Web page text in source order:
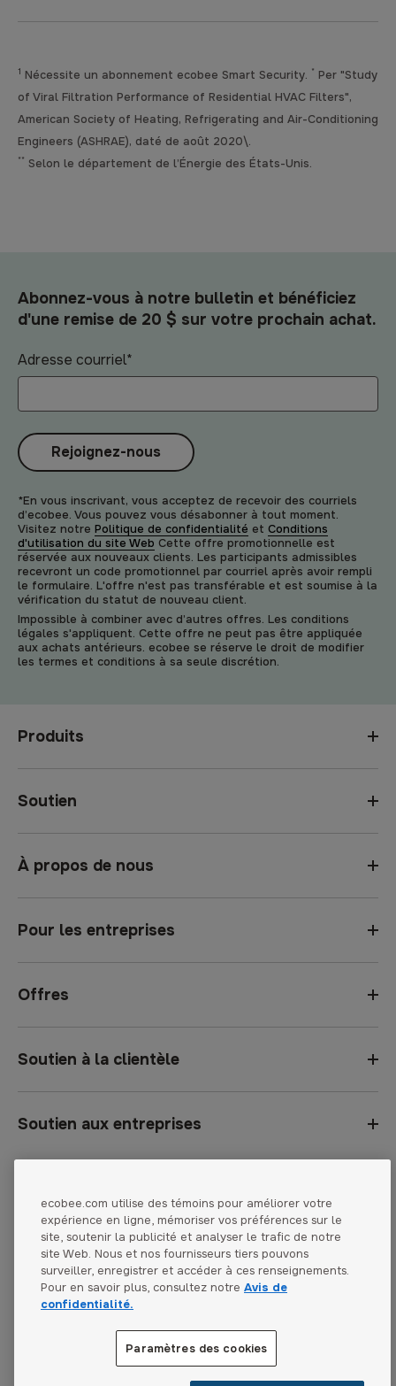
1 Nécessite un abonnement ecobee Smart Security. * Per "Study
of Viral Filtration Performance of Residential HVAC Filters",
American Society of Heating, Refrigerating and Air-Conditioning
Engineers (ASHRAE), daté de août 2020\.
** Selon le département de l’Énergie des États-Unis.
Abonnez-vous à notre bulletin et bénéficiez
d'une remise de 20 $ sur votre prochain achat.
Adresse courriel*
Rejoignez-nous
*En vous inscrivant, vous acceptez de recevoir des courriels
d’ecobee. Vous pouvez vous désabonner à tout moment.
Visitez notre Politique de confidentialité et Conditions
d'utilisation du site Web Cette offre promotionnelle est
réservée aux nouveaux clients. Les participants admissibles
recevront un code promotionnel par courriel après avoir rempli
le formulaire. L'offre n'est pas transférable et est soumise à la
vérification du statut de nouveau client.
Impossible à combiner avec d’autres offres. Les conditions
légales s'appliquent. Cette offre ne peut pas être appliquée
aux achats antérieurs. ecobee se réserve le droit de modifier
les termes et conditions à sa seule discrétion.
Produits
Soutien
À propos de nous
Pour les entreprises
Offres
Soutien à la clientèle
Soutien aux entreprises
Canada
Canada (Français)
Avis de confidentialité
Conditions du revendeur
Conditions de vente
Accessibilité
Paramètres des cookies
ecobee.com utilise des témoins pour améliorer votre
expérience en ligne, mémoriser vos préférences sur le
site, soutenir la publicité et analyser le trafic de notre
site Web. Nous et nos fournisseurs tiers pouvons
surveiller, enregistrer et accéder à ces renseignements.
Pour en savoir plus, consultez notre Avis de
confidentialité.
Paramètres des cookies